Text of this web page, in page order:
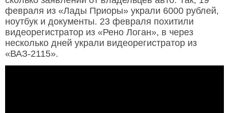
февраля из «Лады Приоры» украли 6000 рублей,
ноутбук и документы. 23 февраля похитили
видеорегистратор из «Рено Логан», в через
несколько дней украли видеорегистратор из
«ВАЗ-2115».